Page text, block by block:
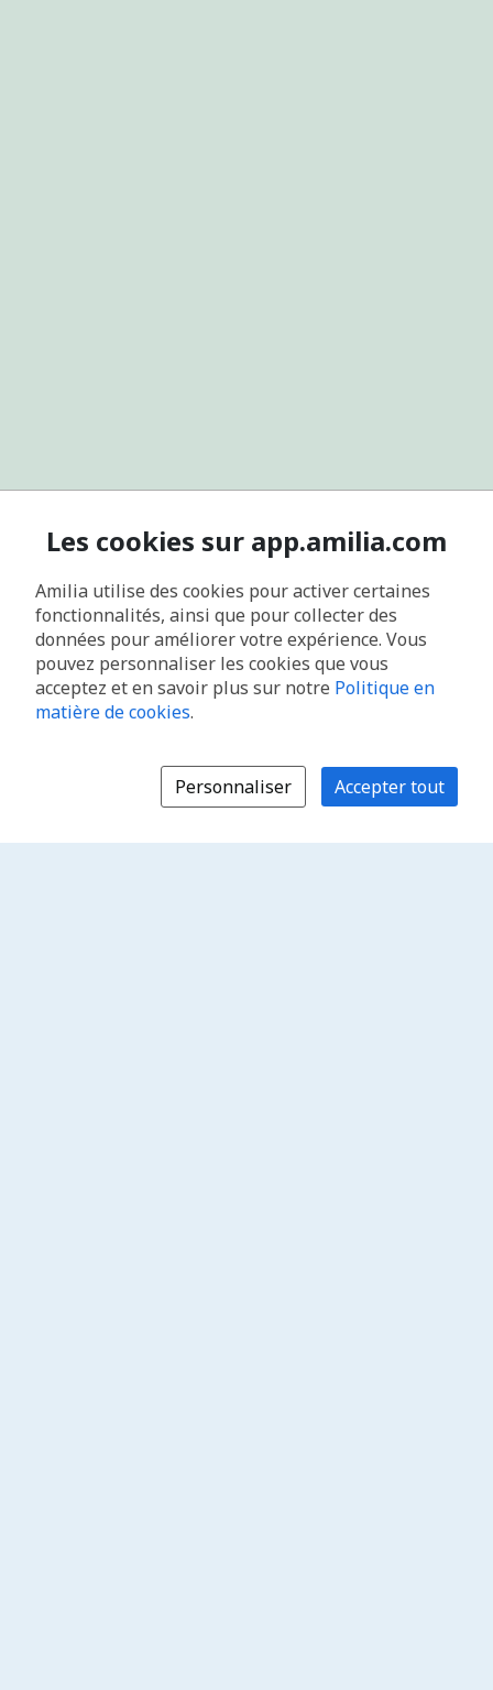
Les cookies sur app.amilia.com
Amilia utilise des cookies pour activer certaines
fonctionnalités, ainsi que pour collecter des
données pour améliorer votre expérience. Vous
pouvez personnaliser les cookies que vous
acceptez et en savoir plus sur notre Politique en
matière de cookies.
Personnaliser Accepter tout